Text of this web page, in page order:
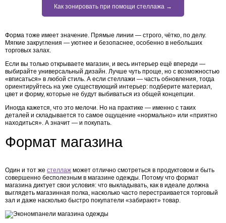
Как зонировать при помощи стеллажа →
Форма тоже имеет значение. Прямые линии — строго, чётко, по делу.
Мягкие закругления — уютнее и безопаснее, особенно в небольших
торговых залах.
Если вы только открываете магазин, и весь интерьер ещё впереди —
выбирайте универсальный дизайн. Лучше чуть проще, но с возможностью
«вписаться» в любой стиль. А если стеллажи — часть обновления, тогда
ориентируйтесь на уже существующий интерьер: подберите материал,
цвет и форму, которые не будут выбиваться из общей концепции.
Иногда кажется, что это мелочи. Но на практике — именно с таких
деталей и складывается то самое ощущение «нормально» или «приятно
находиться». А значит — и покупать.
Формат магазина
Один и тот же стеллаж может отлично смотреться в продуктовом и быть
совершенно бесполезным в магазине одежды. Потому что формат
магазина диктует свои условия: что выкладывать, как в идеале должна
выглядеть магазинная полка, насколько часто перестраивается торговый
зал и даже насколько быстро покупатели «забирают» товар.